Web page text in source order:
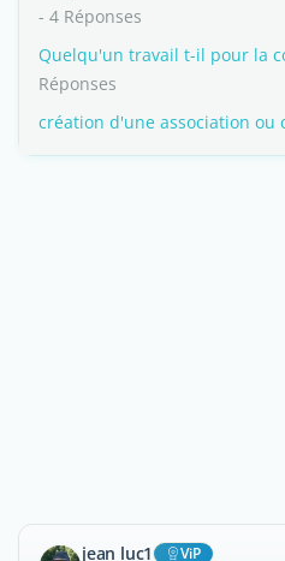
- 4 Réponses
Quelqu'un travail t-il pour la
Réponses
création d'une association ou
jean luc1 ViP